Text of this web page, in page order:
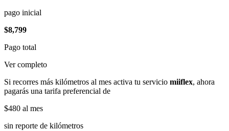
pago inicial
$8,799
Pago total
Ver completo
Si recorres más kilómetros al mes activa tu servicio miiflex, ahora
pagarás una tarifa preferencial de
$480 al mes
sin reporte de kilómetros